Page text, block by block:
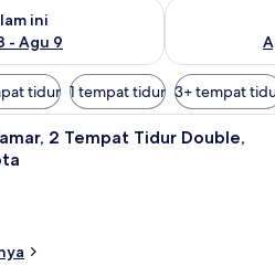
ini
- Agu 9
untuk malam ini Agu 8 - Agu 9
Periksa
tidur 1 tempat tidur 3+ tempat
Fairmont Gold, Kamar, 2
2 Tempat Tidur Double,